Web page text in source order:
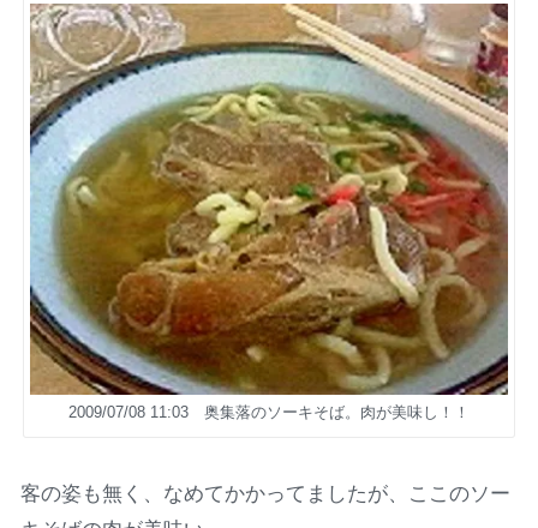
2009/07/08 11:03 奥集落のソーキそば。肉が美味し！！
客の姿も無く、なめてかかってましたが、ここのソー